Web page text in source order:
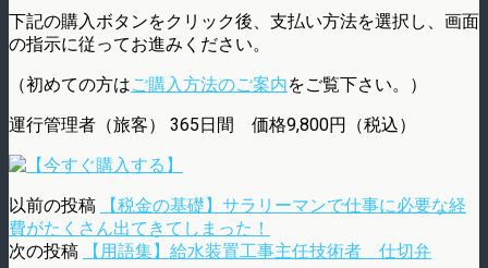
下記の購入ボタンをクリック後、支払い方法を選択し、画面
の指示に従ってお進みください。
（初めての方はご購入方法のご案内をご覧下さい。）
運行管理者（旅客） 365日間 価格9,800円（税込）
以前の投稿
【税金の基礎】サラリーマンで仕事に必要な経
費がたくさん出てきてしまった！
次の投稿
【用語集】給水装置工事主任技術者 仕切弁